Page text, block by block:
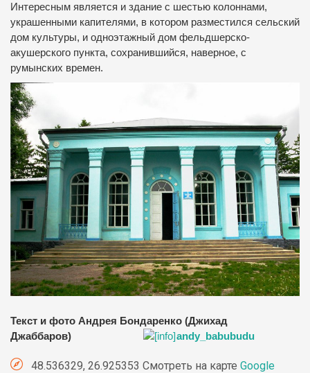
Интересным является и здание с шестью колоннами,
украшенными капителями, в котором разместился сельский
дом культуры, и одноэтажный дом фельдшерско-
акушерского пункта, сохранившийся, наверное, с
румынских времен.
Текст и фото Андрея Бондаренко (Джихад
Джаббаров)
andy_babubudu
48.536329, 26.925353 Смотреть на карте Google